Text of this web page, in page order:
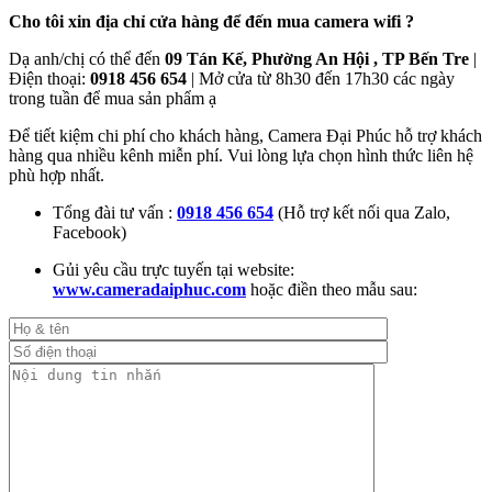
Cho tôi xin địa chỉ cửa hàng để đến mua camera wifi ?
Dạ anh/chị có thể đến 09 Tán Kế, Phường An Hội , TP Bến Tre |
Điện thoại: 0918 456 654 | Mở cửa từ 8h30 đến 17h30 các ngày
trong tuần để mua sản phẩm ạ
Để tiết kiệm chi phí cho khách hàng, Camera Đại Phúc hỗ trợ khách
hàng qua nhiều kênh miễn phí. Vui lòng lựa chọn hình thức liên hệ
phù hợp nhất.
Tổng đài tư vấn : 0918 456 654 (Hỗ trợ kết nối qua Zalo,
Facebook)
Gủi yêu cầu trực tuyến tại website:
www.cameradaiphuc.com hoặc điền theo mẫu sau: